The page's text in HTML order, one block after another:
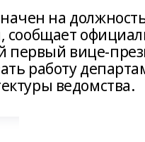
на
сообщает
вице-
работу
ведомства.